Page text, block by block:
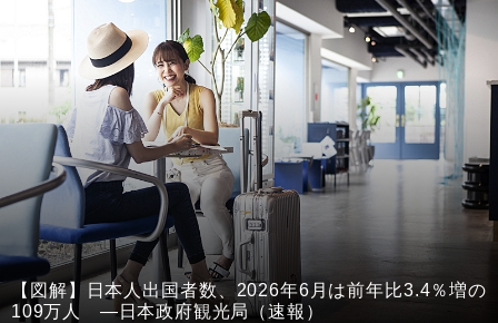
【図解】日本人出国者数、2026年6月は前年比3.4％増の
109万人 ―日本政府観光局（速報）